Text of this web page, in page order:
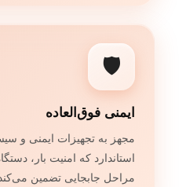
🛡️
ایمنی فوق‌العاده
مجهز به تجهیزات ایمنی و
استاندارد که امنیت بار،
مراحل جابجایی تضمین می‌کند.